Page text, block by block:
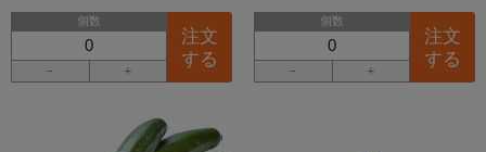
個数
－ ＋
注文
する
個数
－ ＋
注文
する